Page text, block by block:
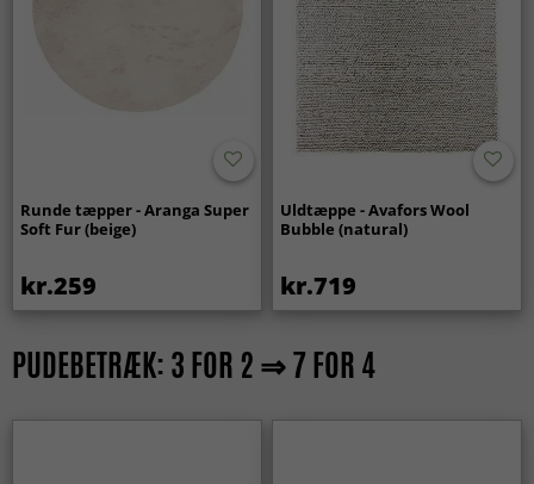
Runde tæpper - Aranga Super
Soft Fur (beige)
kr.259
Uldtæppe - Avafors Wool
Bubble (natural)
kr.719
PUDEBETRÆK: 3 FOR 2 ⇒ 7 FOR 4